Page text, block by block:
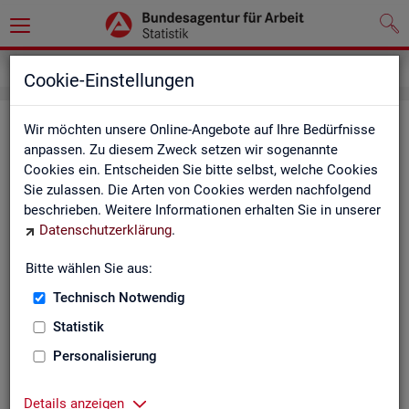
Cookie-Einstellungen
Wir möchten unsere Online-Angebote auf Ihre Bedürfnisse
anpassen. Zu diesem Zweck setzen wir sogenannte
Cookies ein. Entscheiden Sie bitte selbst, welche Cookies
Sie zulassen. Die Arten von Cookies werden nachfolgend
beschrieben. Weitere Informationen erhalten Sie in unserer
Datenschutzerklärung.
Bitte wählen Sie aus:
Technisch Notwendig
Statistik
Personalisierung
Details anzeigen
Kon­takt
Nut­zen Sie die Mög­lich­keit mit uns in Kon­takt zu tre­ten!
Sie haben Fra­gen zum An­ge­bot?
Sie be­nö­ti­gen auf Ihre Fra­ge­stel­lung zu­ge­schnit­te­ne Son­der­
Ihr Sta­tis­tik-Ser­vice hilft Ihnen wei­ter!
Zen­tra­ler Sta­tis­tik-Ser­vice